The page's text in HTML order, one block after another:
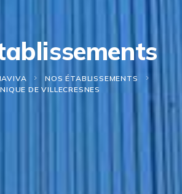
NOS ÉTABLISSEMENTS
DE VILLECRESNES